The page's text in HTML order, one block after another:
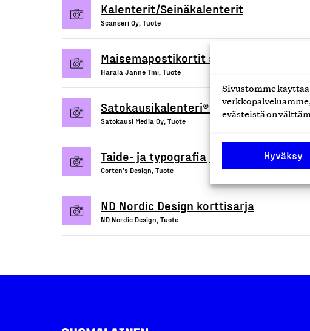
Sivustomme
evästeistä on
Hyväksy
Kalenterit/Seinäkalenterit
Scanseri Oy, Tuote
Maisemapostikortit sekä Lappi -
Harala Janne Tmi, Tuote
Satokausikalenteri® -painotuotteet
Satokausi Media Oy, Tuote
Taide- ja typografia julisteet ja
Corten’s Design, Tuote
ND Nordic Design korttisarja
ND Nordic Design, Tuote